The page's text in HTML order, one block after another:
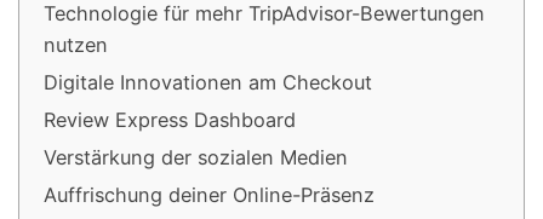
Technologie für mehr TripAdvisor-Bewertungen
nutzen
Digitale Innovationen am Checkout
Review Express Dashboard
Verstärkung der sozialen Medien
Auffrischung deiner Online-Präsenz